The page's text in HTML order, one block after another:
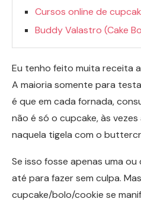
Cursos online de
Buddy Valastro (Cake
Eu tenho feito muita receita
A maioria somente para
é que em cada fornada,
não é só o cupcake, às
naquela tigela com o
Se isso fosse apenas uma ou
até para fazer sem culpa.
cupcake/bolo/cookie se